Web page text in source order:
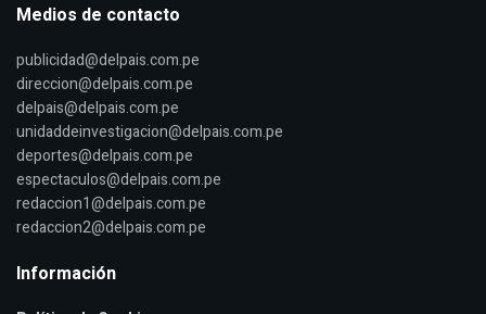
Medios de contacto
publicidad@delpais.com.pe
direccion@delpais.com.pe
delpais@delpais.com.pe
unidaddeinvestigacion@delpais.com.pe
deportes@delpais.com.pe
espectaculos@delpais.com.pe
redaccion1@delpais.com.pe
redaccion2@delpais.com.pe
Información